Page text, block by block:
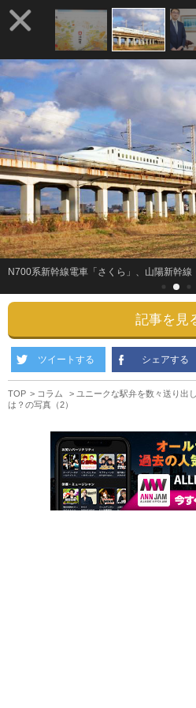
N700系新幹線電車「さくら」、山陽新幹線
記事を見
ツイートする シェアする
TOP コラム
ユニークな駅弁を数々送り出
は？の写真（2）